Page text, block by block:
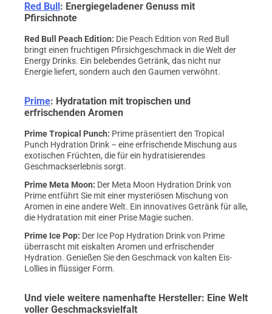
Red Bull: Energiegeladener Genuss mit
Pfirsichnote
Red Bull Peach Edition: Die Peach Edition von Red Bull
bringt einen fruchtigen Pfirsichgeschmack in die Welt der
Energy Drinks. Ein belebendes Getränk, das nicht nur
Energie liefert, sondern auch den Gaumen verwöhnt.
Prime: Hydratation mit tropischen und
erfrischenden Aromen
Prime Tropical Punch: Prime präsentiert den Tropical
Punch Hydration Drink – eine erfrischende Mischung aus
exotischen Früchten, die für ein hydratisierendes
Geschmackserlebnis sorgt.
Prime Meta Moon: Der Meta Moon Hydration Drink von
Prime entführt Sie mit einer mysteriösen Mischung von
Aromen in eine andere Welt. Ein innovatives Getränk für alle,
die Hydratation mit einer Prise Magie suchen.
Prime Ice Pop: Der Ice Pop Hydration Drink von Prime
überrascht mit eiskalten Aromen und erfrischender
Hydration. Genießen Sie den Geschmack von kalten Eis-
Lollies in flüssiger Form.
Und viele weitere namenhafte Hersteller: Eine Welt
voller Geschmacksvielfalt